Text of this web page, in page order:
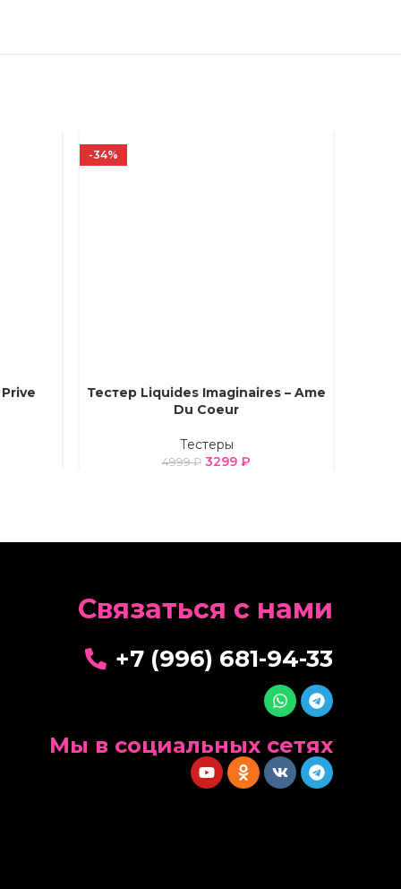
-34%
ВЫБЕРИТЕ ПАРАМЕТРЫ
Тестер Liquides Imaginaires – Ame
Du Coeur
Тестеры
4999₽ 3299 ₽
Cвязаться с нами
+7 (996) 681-94-33
Мы в социальных сетях